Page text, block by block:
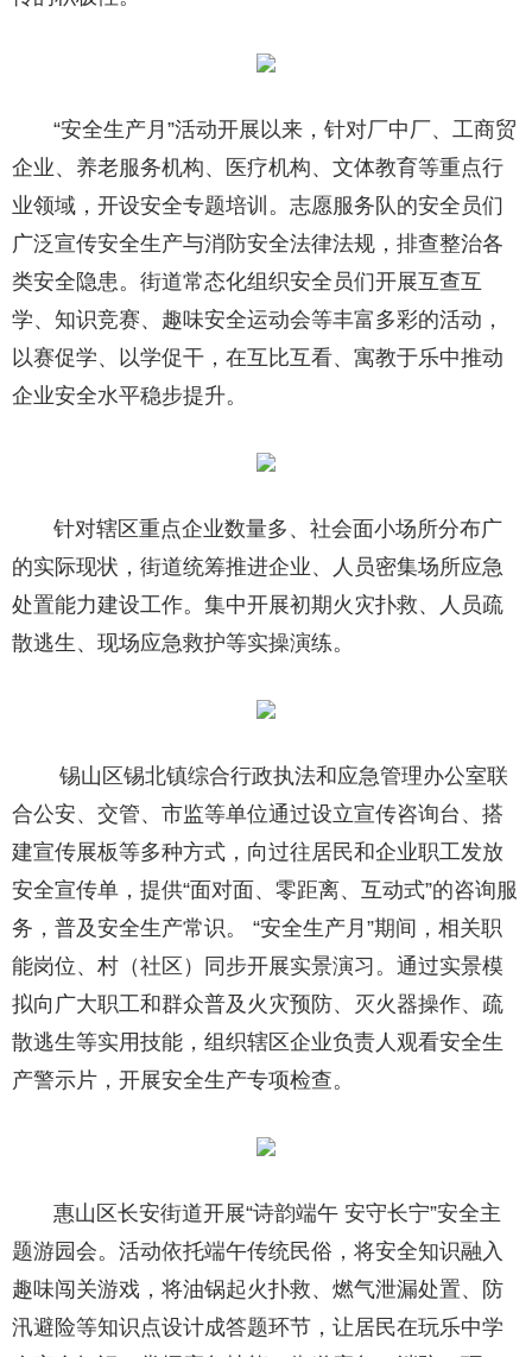
“安全生产月”活动开展以来，针对厂中厂、工商贸
企业、养老服务机构、医疗机构、文体教育等重点行
业领域，开设安全专题培训。志愿服务队的安全员们
广泛宣传安全生产与消防安全法律法规，排查整治各
类安全隐患。街道常态化组织安全员们开展互查互
学、知识竞赛、趣味安全运动会等丰富多彩的活动，
以赛促学、以学促干，在互比互看、寓教于乐中推动
企业安全水平稳步提升。
针对辖区重点企业数量多、社会面小场所分布广
的实际现状，街道统筹推进企业、人员密集场所应急
处置能力建设工作。集中开展初期火灾扑救、人员疏
散逃生、现场应急救护等实操演练。
锡山区锡北镇综合行政执法和应急管理办公室联
合公安、交管、市监等单位通过设立宣传咨询台、搭
建宣传展板等多种方式，向过往居民和企业职工发放
安全宣传单，提供“面对面、零距离、互动式”的咨询服
务，普及安全生产常识。 “安全生产月”期间，相关职
能岗位、村（社区）同步开展实景演习。通过实景模
拟向广大职工和群众普及火灾预防、灭火器操作、疏
散逃生等实用技能，组织辖区企业负责人观看安全生
产警示片，开展安全生产专项检查。
惠山区长安街道开展“诗韵端午 安守长宁”安全主
题游园会。活动依托端午传统民俗，将安全知识融入
趣味闯关游戏，将油锅起火扑救、燃气泄漏处置、防
汛避险等知识点设计成答题环节，让居民在玩乐中学